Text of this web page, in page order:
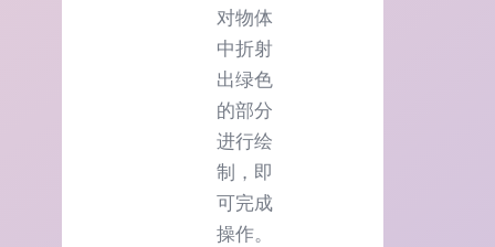
对物体
中折射
出绿色
的部分
进行绘
制，即
可完成
操作。